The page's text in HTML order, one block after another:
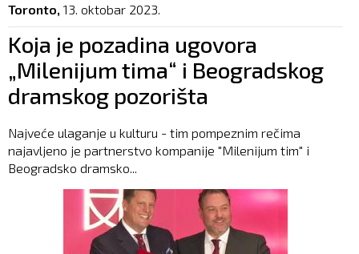
Toronto, 13. oktobar 2023.
Koja je pozadina ugovora
„Milenijum tima“ i Beogradskog
dramskog pozorišta
Najveće ulaganje u kulturu - tim pompeznim rečima
najavljeno je partnerstvo kompanije "Milenijum tim" i
Beogradsko dramsko...